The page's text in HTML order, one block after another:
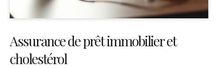
Assurance de prêt immobilier et
cholestérol